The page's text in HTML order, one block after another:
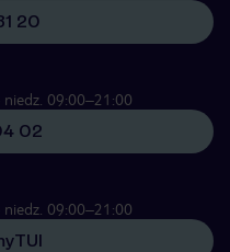
20
09:00–21:00
02
09:00–21:00